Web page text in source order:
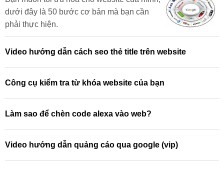
dưới đây là 50 bước cơ bản mà bạn cần
phải thực hiện.
Video hướng dẫn cách seo thẻ title trên website
Công cụ kiểm tra từ khóa website của bạn
Làm sao để chèn code alexa vào web?
Video hướng dẫn quảng cáo qua google (vip)